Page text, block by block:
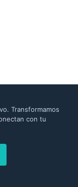
Transformamos
con tu